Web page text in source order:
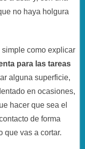
no haya holgura
como explicar
para las tareas
alguna superficie,
en ocasiones,
hacer que sea el
de forma
que vas a cortar.